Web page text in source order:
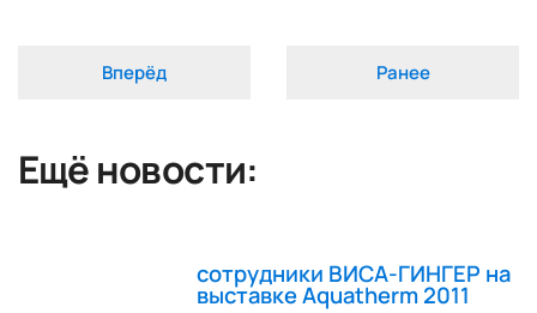
Вперёд Ранее
Ещё новости:
сотрудники ВИСА-ГИНГЕР на
выставке Aquatherm 2011